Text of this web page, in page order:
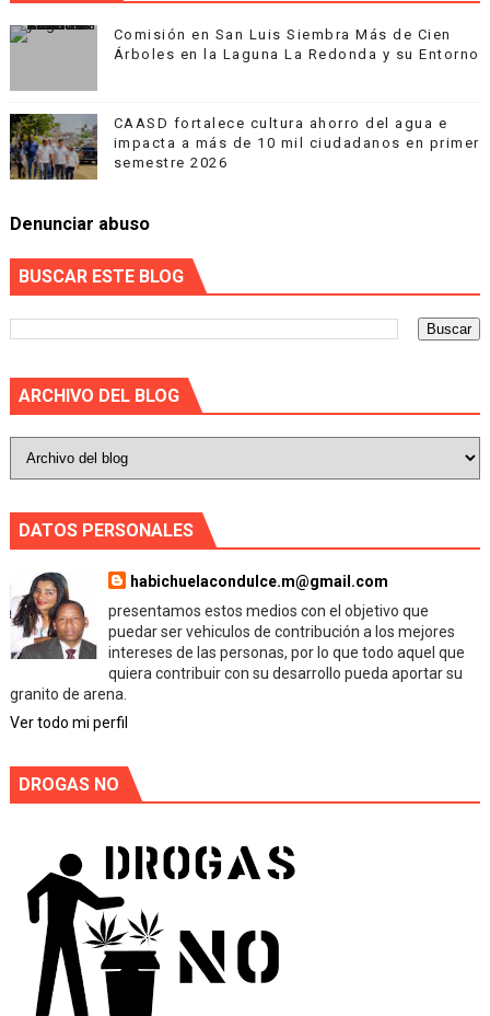
Comisión en San Luis Siembra Más de Cien
Árboles en la Laguna La Redonda y su Entorno
CAASD fortalece cultura ahorro del agua e
impacta a más de 10 mil ciudadanos en primer
semestre 2026
Denunciar abuso
BUSCAR ESTE BLOG
ARCHIVO DEL BLOG
DATOS PERSONALES
habichuelacondulce.m@gmail.com
presentamos estos medios con el objetivo que
puedar ser vehiculos de contribución a los mejores
intereses de las personas, por lo que todo aquel que
quiera contribuir con su desarrollo pueda aportar su
granito de arena.
Ver todo mi perfil
DROGAS NO